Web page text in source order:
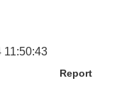
11:50:43
Report